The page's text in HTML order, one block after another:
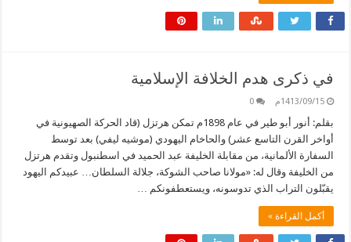
في ذكرى هدم الخلافة الإسلامية
1413/09/15م 0
بقلم: أنور أبو طير في عام 1898م تمكن هرتزل (قاد الحركة الصهيونية في
أواخر القرن التاسع عشر) والحاخام اليهودي (موشيه ليفي) بعد توسط
السفارة الألمانية، من مقابلة الخليفة عبد الحميد في اسطنبول وتقدم هرتزل
من الخليفة وقال له: «مولانا صاحب الشوكة، جلالة السلطان… عبيدكم اليهود
يقبّلون التراب الذي تدوسونه، ويستعطفونكم …
أكمل القراءة »